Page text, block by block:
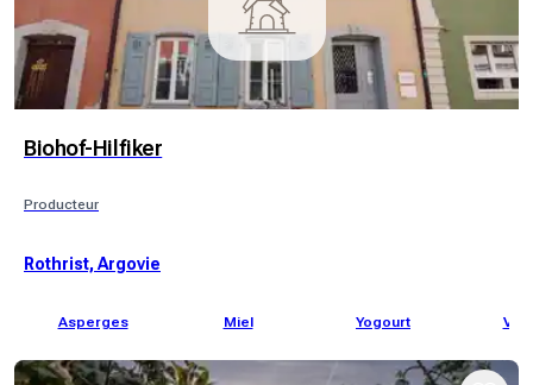
Biohof-Hilfiker
Producteur
Rothrist, Argovie
Asperges Miel Yogourt